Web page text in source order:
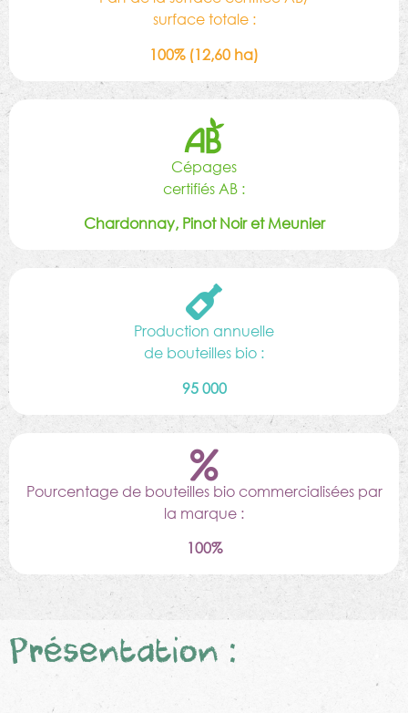
surface totale :
100% (12,60 ha)
Cépages
certifiés AB :
Chardonnay, Pinot Noir et Meunier
Production annuelle
de bouteilles bio :
95 000
Pourcentage de bouteilles bio commercialisées par
la marque :
100%
Présentation :